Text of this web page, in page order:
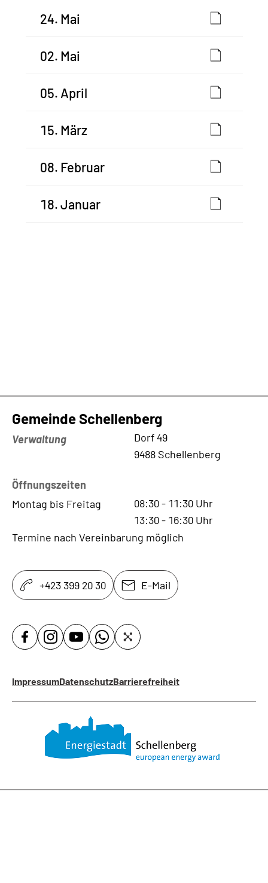
24. Mai
02. Mai
05. April
15. März
08. Februar
18. Januar
Gemeinde Schellenberg
Verwaltung
Dorf 49
9488 Schellenberg
Öffnungszeiten
Montag bis Freitag
08:30- 11:30 Uhr
13:30- 16:30 Uhr
Termine nach Vereinbarung möglich
+423 399 20 30 E-Mail
ImpressumDatenschutzBarrierefreiheit